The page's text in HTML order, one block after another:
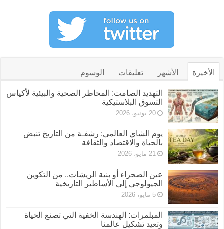
الأخيرة الأشهر تعليقات الوسوم
التهديد الصامت: المخاطر الصحية والبيئية لأكياس
التسوق البلاستيكية
20 يونيو، 2026
يوم الشاي العالمي: رشفـة من التاريخ تنبض
بالحياة والاقتصاد والثقافة
21 مايو، 2026
عين الصحراء أو بنية الريشات.. من التكوين
الجيولوجي إلى الأساطير التاريخية
5 مايو، 2026
المبلمرات: الهندسة الخفية التي تصنع الحياة
وتعيد تشكيل عالمنا